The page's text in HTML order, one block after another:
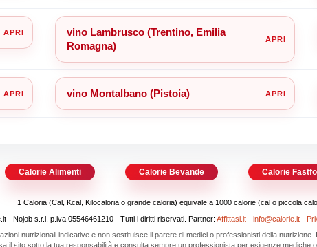
vino Lambrusco (Trentino, Emilia
Romagna)
vino Montalbano (Pistoia)
Calorie Alimenti Calorie Bevande Calorie
1 Caloria (Cal, Kcal, Kilocaloria o grande caloria) equivale a 1000 calorie (cal o piccola
- Nojob s.r.l. p.iva 05546461210 - Tutti i diritti riservati. Partner: Affittasi.it- info@calorie.it-
nutrizionali indicative e non sostituisce il parere di medici o professionisti della
il sito sotto la tua responsabilità e consulta sempre un professionista per esigenze mediche